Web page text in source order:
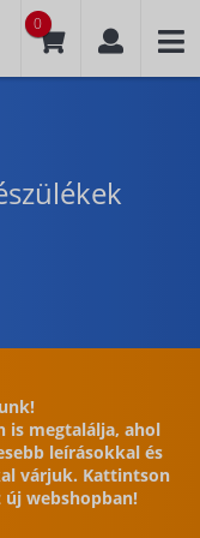
0
is megtalálja, ahol
leírásokkal és
várjuk. Kattintson
új webshopban!